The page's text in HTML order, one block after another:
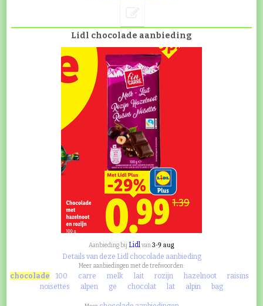
Lidl chocolade aanbieding
Aanbieding bij Lidlvan3-9 aug
Details van deze Lidl chocolade aanbieding
Meer aanbiedingen met de trefwoorden:
chocolade 100 carre melk lait rozijn hazelnoot
raisins
noisettes
alpen ge chocolat lat alpin bag